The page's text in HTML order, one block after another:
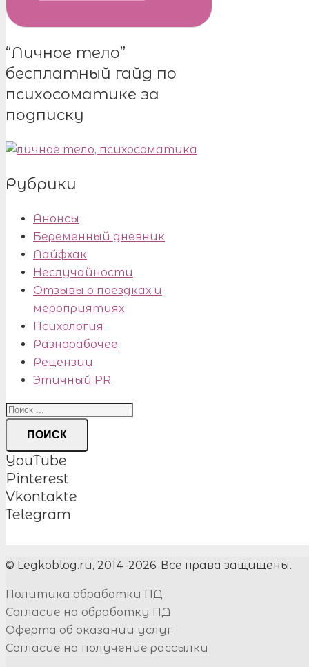
“Личное тело”
бесплатный гайд по
психосоматике за
подписку
Рубрики
Анонсы
Беременный дневник
Лайфхак
Неслучайности
Отзывы о поездках и
мероприятиях
Психология
Разнорабочее
Рецензии
Этичный PR
ПОИСК
YouTube
Pinterest
Vkontakte
Telegram
© Legkoblog.ru, 2014-2026. Все права защищены.
Политика обработки ПД
Согласие на обработку ПД
Оферта об оказании услуг
Согласие на получение рассылки